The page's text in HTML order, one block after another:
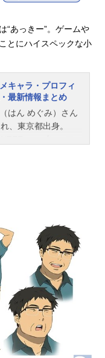
“あっきー”。ゲームや
とにハイスペックな小
キャラ・プロフィ
最新情報まとめ
はん めぐみ）さん
、東京都出身。
多く演じていま